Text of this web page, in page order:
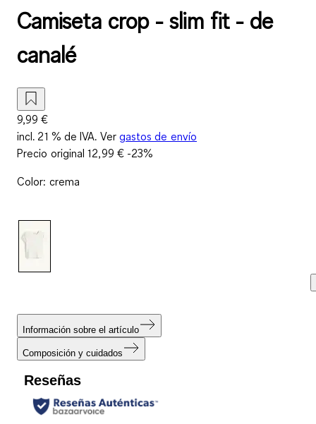
Camiseta crop - slim fit - de
canalé
9,99 €
incl. 21 % de IVA. Ver gastos de envío
Precio original12,99 €-23%
Color: crema
Información sobre el artículo
Composición y cuidados
Reseñas